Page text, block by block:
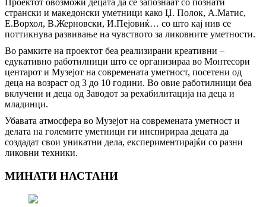
Проектот овозможи децата да се запознаат со познати
странски и македонски уметници како Џ. Полок, А.Матис,
Е.Ворхол, В.Жерновски, И.Пејовиќ… со што кај нив се
поттикнува развивање на чувството за ликовните уметности.
Во рамките на проектот беа реализирани креативни –
едукативно работилници што се организираа во Монтесори
центарот и Музејот на современата уметност, посетени од
деца на возраст од 3 до 10 години. Во овие работилници беа
вклучени и деца од Заводот за рехабилитација на деца и
младинци.
Убавата атмосфера во Музејот на современата уметност и
делата на големите уметници ги инспирираа децата да
создадат свои уникатни дела, експериментирајќи со разни
ликовни техники.
МИНАТИ НАСТАНИ